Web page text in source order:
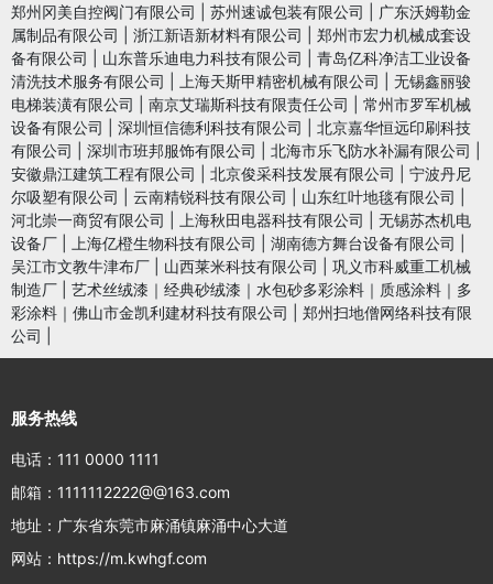
郑州冈美自控阀门有限公司 苏州速诚包装有限公司
广东沃姆勒金
属制品有限公司
浙江新语新材料有限公司
郑州市宏力机械成套设
备有限公司
山东普乐迪电力科技有限公司
青岛亿科净洁工业设备
清洗技术服务有限公司
上海天斯甲精密机械有限公司
无锡鑫丽骏
电梯装潢有限公司
南京艾瑞斯科技有限责任公司
常州市罗军机械
设备有限公司
深圳恒信德利科技有限公司
北京嘉华恒远印刷科技
有限公司
深圳市班邦服饰有限公司 北海市乐飞防水补漏有限公司
安徽鼎江建筑工程有限公司
北京俊采科技发展有限公司
宁波丹尼
尔吸塑有限公司
云南精锐科技有限公司 山东红叶地毯有限公司
河北崇一商贸有限公司
上海秋田电器科技有限公司
无锡苏杰机电
设备厂
上海亿橙生物科技有限公司 湖南德方舞台设备有限公司
吴江市文教牛津布厂
山西莱米科技有限公司
巩义市科威重工机械
制造厂
艺术丝绒漆｜经典砂绒漆｜水包砂多彩涂料｜质感涂料｜多
彩涂料｜佛山市金凯利建材科技有限公司
郑州扫地僧网络科技有限
公司
服务热线
电话：111 0000 1111
邮箱：1111112222@@163.com
地址：广东省东莞市麻涌镇麻涌中心大道
网站：https://m.kwhgf.com